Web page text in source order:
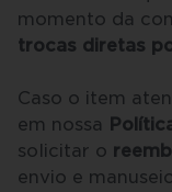
momento da
trocas diretas
Caso o item
em nossa
solicitar o
envio e